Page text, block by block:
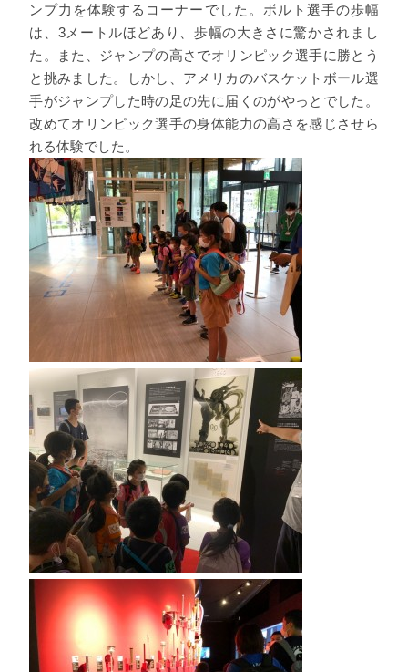
ンプ力を体験するコーナーでした。ボルト選手の歩幅
は、3メートルほどあり、歩幅の大きさに驚かされまし
た。また、ジャンプの高さでオリンピック選手に勝とう
と挑みました。しかし、アメリカのバスケットボール選
手がジャンプした時の足の先に届くのがやっとでした。
改めてオリンピック選手の身体能力の高さを感じさせら
れる体験でした。